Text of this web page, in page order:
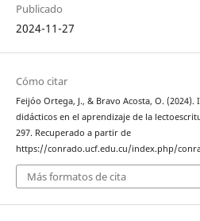
Publicado
2024-11-27
Cómo citar
Feijóo Ortega, J., & Bravo Acosta, O.
didácticos en el aprendizaje de la
297. Recuperado a partir de
https://conrado.ucf.edu.cu/index.php/
Más formatos de cita